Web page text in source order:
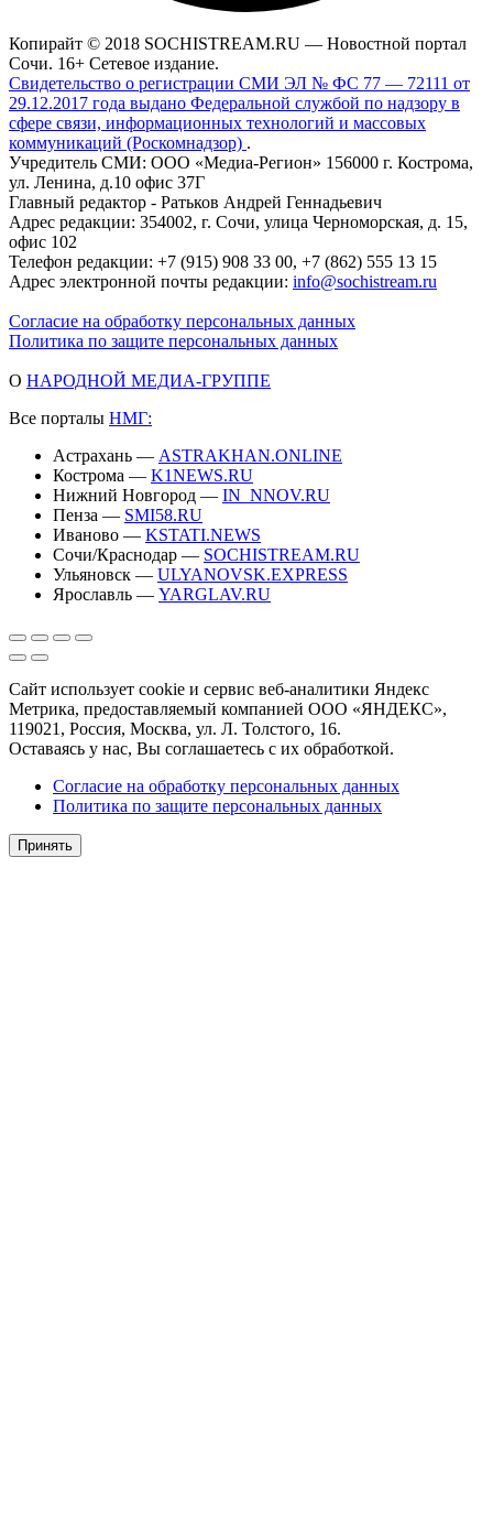
Копирайт © 2018 SOCHISTREAM.RU — Новостной портал
Сочи. 16+ Сетевое издание.
Свидетельство о регистрации СМИ ЭЛ № ФС 77 — 72111 от
29.12.2017 года выдано Федеральной службой по надзору в
сфере связи, информационных технологий и массовых
коммуникаций (Роскомнадзор) .
Учредитель СМИ: ООО «Медиа-Регион» 156000 г. Кострома,
ул. Ленина, д.10 офис 37Г
Главный редактор - Ратьков Андрей Геннадьевич
Адрес редакции: 354002, г. Сочи, улица Черноморская, д. 15,
офис 102
Телефон редакции: +7 (915) 908 33 00, +7 (862) 555 13 15
Адрес электронной почты редакции: info@sochistream.ru
Согласие на обработку персональных данных
Политика по защите персональных данных
О НАРОДНОЙ МЕДИА-ГРУППЕ
Все порталы НМГ:
Астрахань — ASTRAKHAN.ONLINE
Кострома — K1NEWS.RU
Нижний Новгород — IN_NNOV.RU
Пенза — SMI58.RU
Иваново — KSTATI.NEWS
Сочи/Краснодар — SOCHISTREAM.RU
Ульяновск — ULYANOVSK.EXPRESS
Ярославль — YARGLAV.RU
Сайт использует cookie и сервис веб-аналитики Яндекс
Метрика, предоставляемый компанией ООО «ЯНДЕКС»,
119021, Россия, Москва, ул. Л. Толстого, 16.
Оставаясь у нас, Вы соглашаетесь с их обработкой.
Согласие на обработку персональных данных
Политика по защите персональных данных
Принять